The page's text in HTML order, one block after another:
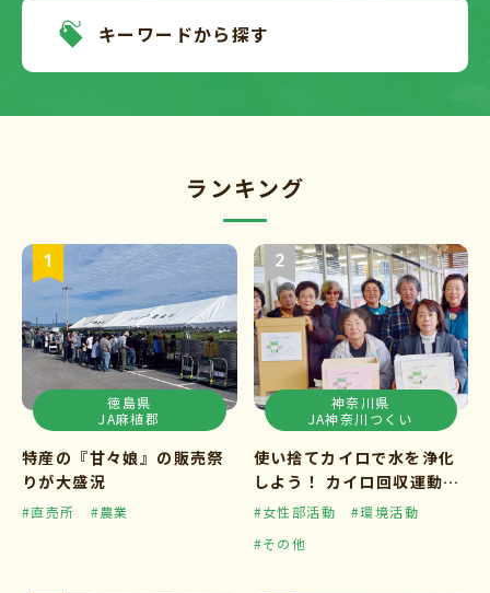
キーワードから探す
ランキング
徳島県
JA麻植郡
特産の『甘々娘』の販売祭
りが大盛況
#直売所 #農業
神奈川県
JA神奈川つくい
使い捨てカイロで水を浄化
しよう！ カイロ回収運動ス
タート
#女性部活動
#環境活動
#その他